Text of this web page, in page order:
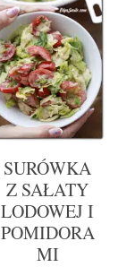
SURÓWKA
Z SAŁATY
LODOWEJ I
POMIDORA
MI